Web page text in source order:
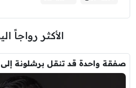
الأكثر رواجاً
صفقة واحدة قد تنقل برشلونة